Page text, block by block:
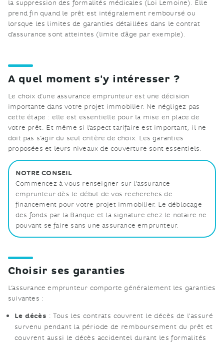
la suppression des formalités médicales (Loi Lemoine). Elle
prend fin quand le prêt est intégralement remboursé ou
lorsque les limites de garanties détaillées dans le contrat
d’assurance sont atteintes (limite d’âge par exemple).
A quel moment s'y intéresser ?
Le choix d’une assurance emprunteur est une décision
importante dans votre projet immobilier. Ne négligez pas
cette étape : elle est essentielle pour la mise en place de
votre prêt. Et même si l’aspect tarifaire est important, il ne
doit pas s’agir du seul critère de choix. Les garanties
proposées et leurs niveaux de couverture sont essentiels.
NOTRE CONSEIL
Commencez à vous renseigner sur l'assurance
emprunteur dès le début de vos recherches de
financement pour votre projet immobilier. Le déblocage
des fonds par la Banque et la signature chez le notaire ne
pouvant se faire sans une assurance emprunteur.
Choisir ses garanties
L’assurance emprunteur comporte généralement les garanties
suivantes :
Le décès : Tous les contrats couvrent le décès de l'assuré
survenu pendant la période de remboursement du prêt et
couvrent aussi le décès accidentel durant les formalités